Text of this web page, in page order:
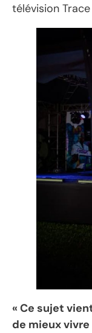
télévision
« Ce sujet
de mieux